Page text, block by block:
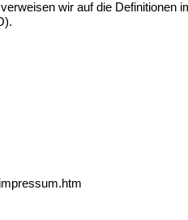
wir auf die Definitionen